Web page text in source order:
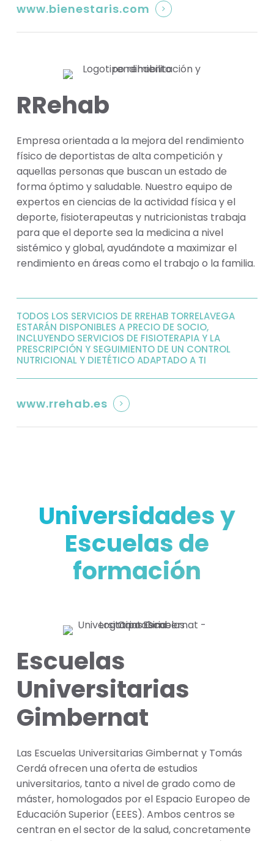
www.bienestaris.com
RRehab
Empresa orientada a la mejora del rendimiento
físico de deportistas de alta competición y
aquellas personas que buscan un estado de
forma óptimo y saludable. Nuestro equipo de
expertos en ciencias de la actividad física y el
deporte, fisioterapeutas y nutricionistas trabaja
para que el deporte sea la medicina a nivel
sistémico y global, ayudándote a maximizar el
rendimiento en áreas como el trabajo o la familia.
TODOS LOS SERVICIOS DE RREHAB TORRELAVEGA
ESTARÁN DISPONIBLES A PRECIO DE SOCIO,
INCLUYENDO SERVICIOS DE FISIOTERAPIA Y LA
PRESCRIPCIÓN Y SEGUIMIENTO DE UN CONTROL
NUTRICIONAL Y DIETÉTICO ADAPTADO A TI
www.rrehab.es
Universidades y
Escuelas de
formación
Escuelas
Universitarias
Gimbernat
Las Escuelas Universitarias Gimbernat y Tomás
Cerdá ofrecen una oferta de estudios
universitarios, tanto a nivel de grado como de
máster, homologados por el Espacio Europeo de
Educación Superior (EEES). Ambos centros se
centran en el sector de la salud, concretamente